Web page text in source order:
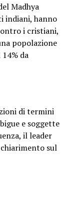
Madhya
indiani, hanno
i cristiani,
popolazione
da
di termini
e soggette
il leader
sul